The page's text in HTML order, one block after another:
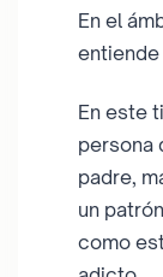
En el
En este
persona
padre,
un
como